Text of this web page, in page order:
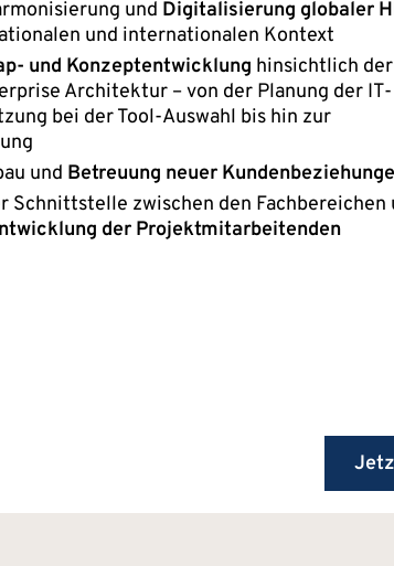
und Digitalisierung globaler
und internationalen Kontext
und Konzeptentwicklung hinsichtlich der
Architektur – von der Planung der IT-
bei der Tool-Auswahl bis hin zur
und Betreuung neuer
Schnittstelle zwischen den Fachbereichen
der Projektmitarbeitenden